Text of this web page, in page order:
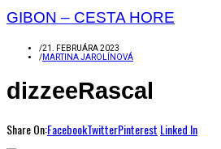
GIBON – CESTA HORE
/21. FEBRUÁRA 2023
/MARTINA JAROLÍNOVÁ
dizzeeRascal
Share On:FacebookTwitterPinterest Linked In